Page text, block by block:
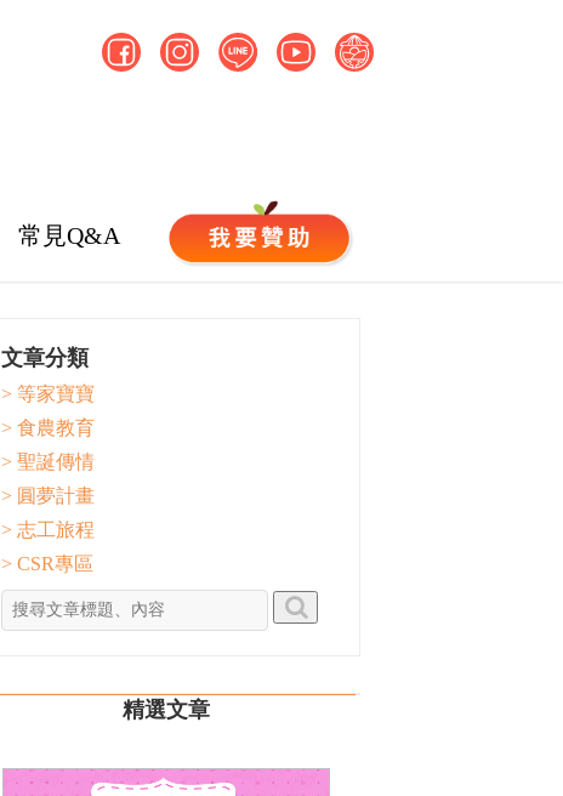
常見Q&A
文章分類
> 等家寶寶
> 食農教育
> 聖誕傳情
> 圓夢計畫
> 志工旅程
> CSR專區
精選文章